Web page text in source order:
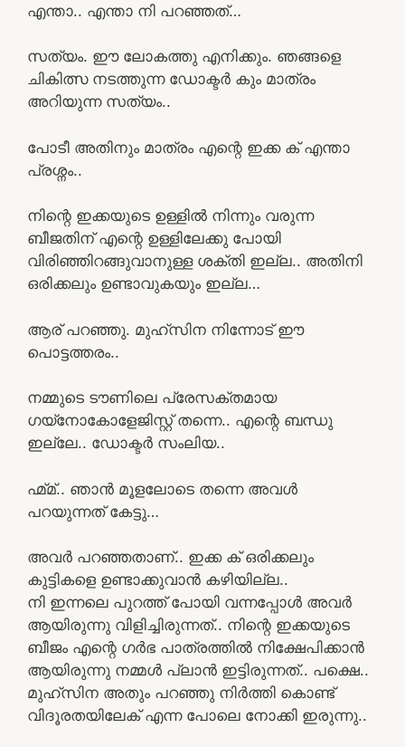
എന്താ.. എന്താ നി പറഞ്ഞത്…
സത്യം. ഈ ലോകത്തു എനിക്കും. ഞങ്ങളെ
ചികിത്സ നടത്തുന്ന ഡോക്ടർ കും മാത്രം
അറിയുന്ന സത്യം..
പോടീ അതിനും മാത്രം എന്റെ ഇക്ക ക് എന്താ
പ്രശ്നം..
നിന്റെ ഇക്കയുടെ ഉള്ളിൽ നിന്നും വരുന്ന
ബീജതിന് എന്റെ ഉള്ളിലേക്കു പോയി
വിരിഞ്ഞിറങ്ങുവാനുള്ള ശക്തി ഇല്ല.. അതിനി
ഒരിക്കലും ഉണ്ടാവുകയും ഇല്ല…
ആര് പറഞ്ഞു. മുഹ്സിന നിന്നോട് ഈ
പൊട്ടത്തരം..
നമ്മുടെ ടൗണിലെ പ്രേസക്തമായ
ഗയ്നോകോളേജിസ്റ്റ് തന്നെ.. എന്റെ ബന്ധു
ഇല്ലേ.. ഡോക്ടർ സംലിയ..
ഹ്മ്മ്.. ഞാൻ മൂളലോടെ തന്നെ അവൾ
പറയുന്നത് കേട്ടു…
അവർ പറഞ്ഞതാണ്.. ഇക്ക ക് ഒരിക്കലും
കുട്ടികളെ ഉണ്ടാക്കുവാൻ കഴിയില്ല..
നി ഇന്നലെ പുറത്ത് പോയി വന്നപ്പോൾ അവർ
ആയിരുന്നു വിളിച്ചിരുന്നത്.. നിന്റെ ഇക്കയുടെ
ബീജം എന്റെ ഗർഭ പാത്രത്തിൽ നിക്ഷേപിക്കാൻ
ആയിരുന്നു നമ്മൾ പ്ലാൻ ഇട്ടിരുന്നത്.. പക്ഷെ..
മുഹ്സിന അതും പറഞ്ഞു നിർത്തി കൊണ്ട്
വിദൂരതയിലേക് എന്ന പോലെ നോക്കി ഇരുന്നു..